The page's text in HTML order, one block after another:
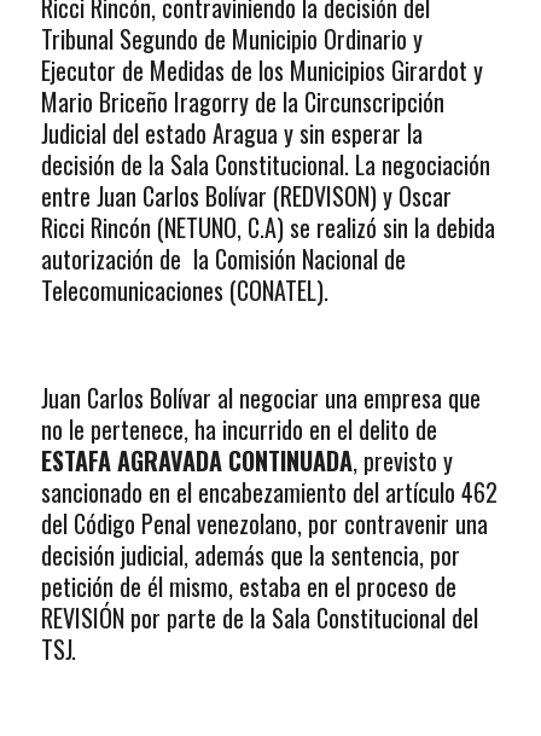
Tribunal Segundo de Municipio Ordinario y
Ejecutor de Medidas de los Municipios Girardot y
Mario Briceño Iragorry de la Circunscripción
Judicial del estado Aragua y sin esperar la
decisión de la Sala Constitucional. La negociación
entre Juan Carlos Bolívar (REDVISON) y Oscar
Ricci Rincón (NETUNO, C.A) se realizó sin la debida
autorización de la Comisión Nacional de
Telecomunicaciones (CONATEL).
Juan Carlos Bolívar al negociar una empresa que
no le pertenece, ha incurrido en el delito de
ESTAFA AGRAVADA CONTINUADA, previsto y
sancionado en el encabezamiento del artículo 462
del Código Penal venezolano, por contravenir una
decisión judicial, además que la sentencia, por
petición de él mismo, estaba en el proceso de
REVISIÓN por parte de la Sala Constitucional del
TSJ.